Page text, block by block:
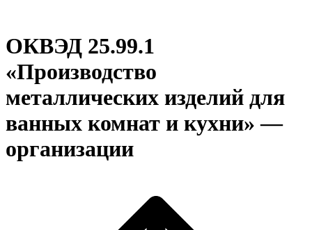
ОКВЭД 25.99.1
«Производство
металлических изделий для
ванных комнат и кухни» —
организации